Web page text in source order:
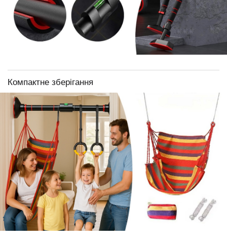
Компактне зберігання